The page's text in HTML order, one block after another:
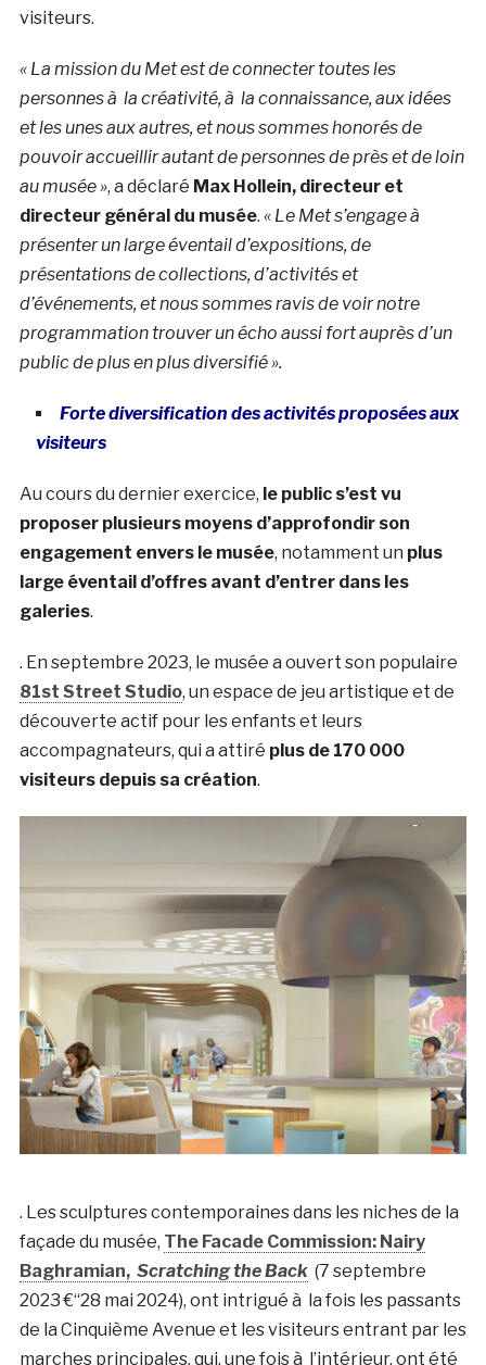
visiteurs.
« La mission du Met est de connecter toutes les
personnes à la créativité, à la connaissance, aux idées
et les unes aux autres, et nous sommes honorés de
pouvoir accueillir autant de personnes de près et de loin
au musée », a déclaré Max Hollein, directeur et
directeur général du musée. « Le Met s’engage à
présenter un large éventail d’expositions, de
présentations de collections, d’activités et
d’événements, et nous sommes ravis de voir notre
programmation trouver un écho aussi fort auprès d’un
public de plus en plus diversifié ».
Forte diversification des activités proposées aux
visiteurs
Au cours du dernier exercice, le public s’est vu
proposer plusieurs moyens d’approfondir son
engagement envers le musée, notamment un plus
large éventail d’offres avant d’entrer dans les
galeries.
. En septembre 2023, le musée a ouvert son populaire
81st Street Studio, un espace de jeu artistique et de
découverte actif pour les enfants et leurs
accompagnateurs, qui a attiré plus de 170 000
visiteurs depuis sa création.
. Les sculptures contemporaines dans les niches de la
façade du musée, The Facade Commission: Nairy
Baghramian, Scratching the Back(7 septembre
2023 €“28 mai 2024), ont intrigué à la fois les passants
de la Cinquième Avenue et les visiteurs entrant par les
marches principales, qui, une fois à l’intérieur, ont été